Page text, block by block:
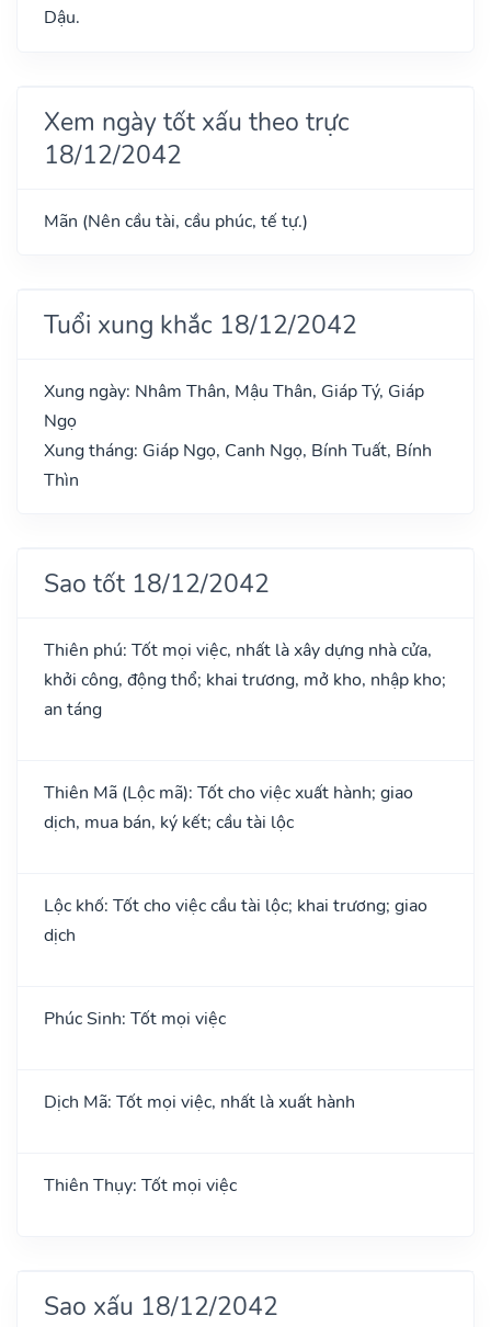
Dậu.
Xem ngày tốt xấu theo trực
18/12/2042
Mãn (Nên cầu tài, cầu phúc, tế tự.)
Tuổi xung khắc 18/12/2042
Xung ngày: Nhâm Thân, Mậu Thân, Giáp Tý, Giáp
Ngọ
Xung tháng: Giáp Ngọ, Canh Ngọ, Bính Tuất, Bính
Thìn
Sao tốt 18/12/2042
Thiên phú: Tốt mọi việc, nhất là xây dựng nhà cửa,
khởi công, động thổ; khai trương, mở kho, nhập kho;
an táng
Thiên Mã (Lộc mã): Tốt cho việc xuất hành; giao
dịch, mua bán, ký kết; cầu tài lộc
Lộc khố: Tốt cho việc cầu tài lộc; khai trương; giao
dịch
Phúc Sinh: Tốt mọi việc
Dịch Mã: Tốt mọi việc, nhất là xuất hành
Thiên Thụy: Tốt mọi việc
Sao xấu 18/12/2042